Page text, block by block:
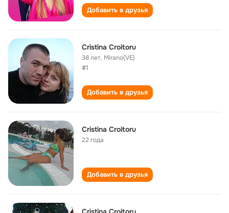
Добавить в друзья
Cristina Croitoru
38 лет, Mirano(VE)
#1
Добавить в друзья
Cristina Croitoru
22 года
Добавить в друзья